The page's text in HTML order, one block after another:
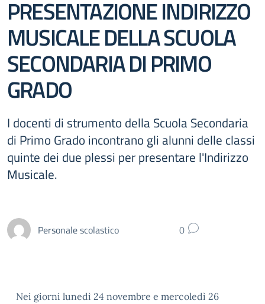
PRESENTAZIONE INDIRIZZO
MUSICALE DELLA SCUOLA
SECONDARIA DI PRIMO
GRADO
I docenti di strumento della Scuola Secondaria
di Primo Grado incontrano gli alunni delle classi
quinte dei due plessi per presentare l'Indirizzo
Musicale.
Personale scolastico 0
Nei giorni lunedì 24 novembre e mercoledì 26